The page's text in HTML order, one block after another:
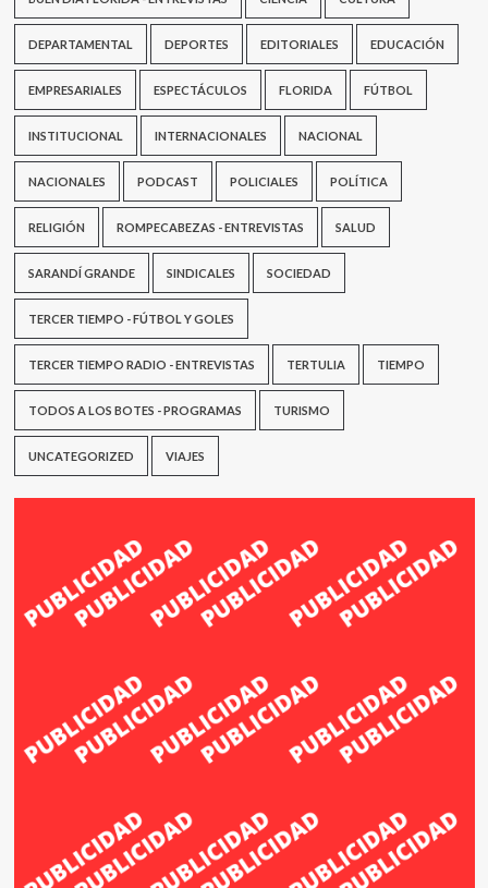
DEPARTAMENTAL DEPORTES EDITORIALES EDUCACIÓN
EMPRESARIALES ESPECTÁCULOS FLORIDA FÚTBOL
INSTITUCIONAL INTERNACIONALES NACIONAL
NACIONALES PODCAST POLICIALES POLÍTICA
RELIGIÓN ROMPECABEZAS - ENTREVISTAS SALUD
SARANDÍ GRANDE SINDICALES SOCIEDAD
TERCER TIEMPO - FÚTBOL Y GOLES
TERCER TIEMPO RADIO - ENTREVISTAS TERTULIA TIEMPO
TODOS A LOS BOTES - PROGRAMAS TURISMO
UNCATEGORIZED VIAJES